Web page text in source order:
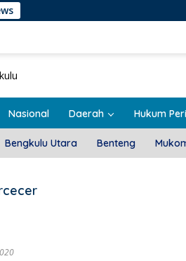
Nasional Daerah Hukum
Bengkulu Utara Benteng